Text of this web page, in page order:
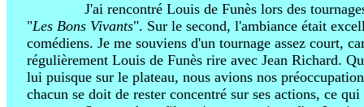
J'ai rencontré Louis de Funès lors des
"Les Bons Vivants". Sur le second, l'ambiance était
comédiens. Je me souviens d'un tournage assez court,
régulièrement Louis de Funès rire avec Jean Richard.
lui puisque sur le plateau, nous avions nos
chacun se doit de rester concentré sur ses actions, ce